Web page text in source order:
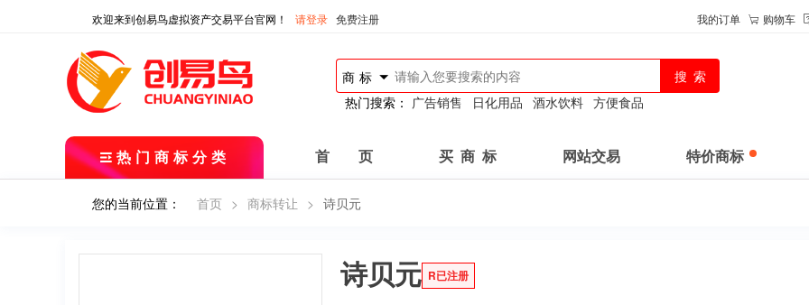
欢迎来到创易鸟虚拟资产交易平台官网！ 请登录 免费注册 我的订单 购物车
商标
热门搜索： 广告销售 日化用品 酒水饮料 方便食品
热门商标分类 首 页 买 商 标 网站交易 特价商标
您的当前位置： 首页 > 商标转让 > 诗贝元
诗贝元 R已注册